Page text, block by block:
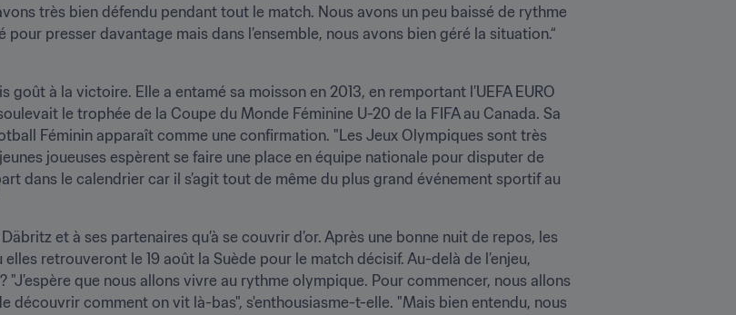
très bien défendu pendant tout le match. Nous avons un peu baissé de rythme
presser davantage mais dans l’ensemble, nous avons bien géré la situation.“
à la victoire. Elle a entamé sa moisson en 2013, en remportant l’UEFA EURO
le trophée de la Coupe du Monde Féminine U-20 de la FIFA au Canada. Sa
Féminin apparaît comme une confirmation. "Les Jeux Olympiques sont très
joueuses espèrent se faire une place en équipe nationale pour disputer de
dans le calendrier car il s’agit tout de même du plus grand événement sportif au
et à ses partenaires qu’à se couvrir d’or. Après une bonne nuit de repos, les
retrouveront le 19 août la Suède pour le match décisif. Au-delà de l’enjeu,
"J’espère que nous allons vivre au rythme olympique. Pour commencer, nous allons
découvrir comment on vit là-bas", s'enthousiasme-t-elle. "Mais bien entendu, nous